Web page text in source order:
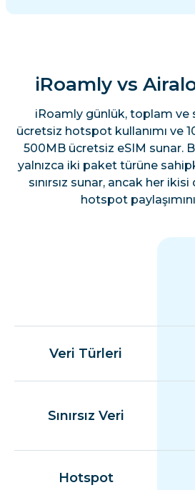
iRoamly vs
iRoamly günlük, toplam ve
ücretsiz hotspot kullanımı ve
500MB ücretsiz eSIM sunar.
yalnızca iki paket türüne
sınırsız sunar, ancak her ikisi
hotspot
Veri Türleri
Sınırsız Veri
Hotspot